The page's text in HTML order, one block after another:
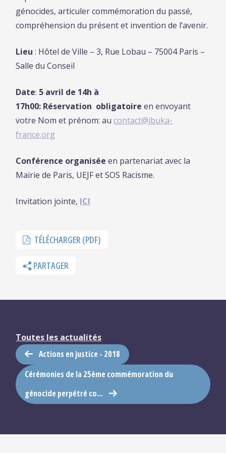
génocides, articuler commémoration du passé,
compréhension du présent et invention de l’avenir.
Lieu: Hôtel de Ville – 3, Rue Lobau – 75004 Paris –
Salle du Conseil
Date: 5 avril de 14h à
17h00: Réservation obligatoireen envoyant
votre Nom et prénom: au contact@ibuka-
france.org
Conférence organisée en partenariat avec la
Mairie de Paris, UEJF et SOS Racisme.
Invitation jointe, ICI
TÉLÉCHARGER (PDF)
PARTAGER
Toutes les actualités
Actions en justice - 2018
Cérémonies de la 25ème commémoration du
génocide perpétré co...